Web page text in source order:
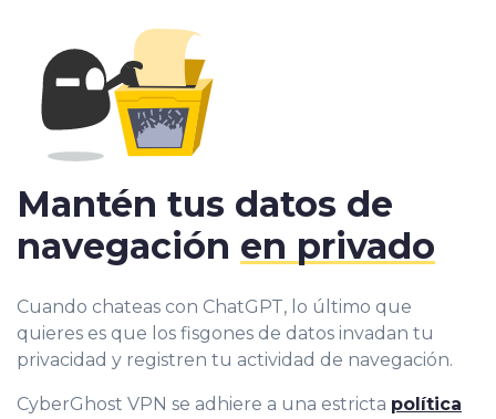
Mantén tus datos de
navegación en privado
Cuando chateas con ChatGPT, lo último que
quieres es que los fisgones de datos invadan tu
privacidad y registren tu actividad de navegación.
CyberGhost VPN se adhiere a una estricta política